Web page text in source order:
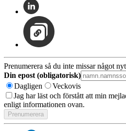
Prenumerera så du inte missar något
Din epost (obligatorisk)
Dagligen
Veckovis
Jag har läst och förstått att min
enligt informationen ovan.